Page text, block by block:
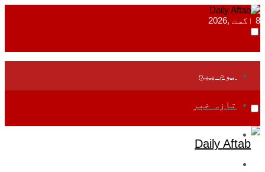
8 اگست ,2026
ہوم پیج
تازہ خبر